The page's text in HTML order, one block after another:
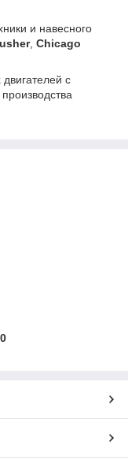
и навесного
, Chicago
с